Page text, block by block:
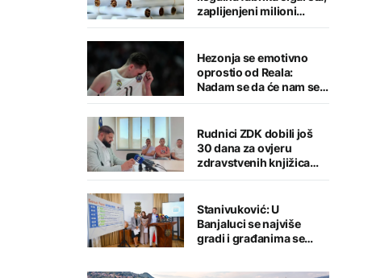
zaplijenjeni milioni
cigareta i tone duhana
Hezonja se emotivno
oprostio od Reala:
Nadam se da će nam se
putevi ponovo ukrstiti
Rudnici ZDK dobili još
30 dana za ovjeru
zdravstvenih knjižica
zaposlenih
Stanivuković: U
Banjaluci se najviše
gradi i građanima se